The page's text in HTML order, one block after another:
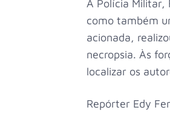
A Polícia Militar,
como também
acionada,
necropsia. Às
localizar os
Repórter Edy